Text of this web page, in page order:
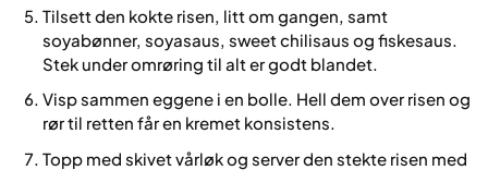
Tilsett den kokte risen, litt om gangen, samt
soyabønner, soyasaus, sweet chilisaus og fiskesaus.
Stek under omrøring til alt er godt blandet.
Visp sammen eggene i en bolle. Hell dem over risen og
rør til retten får en kremet konsistens.
Topp med skivet vårløk og server den stekte risen med